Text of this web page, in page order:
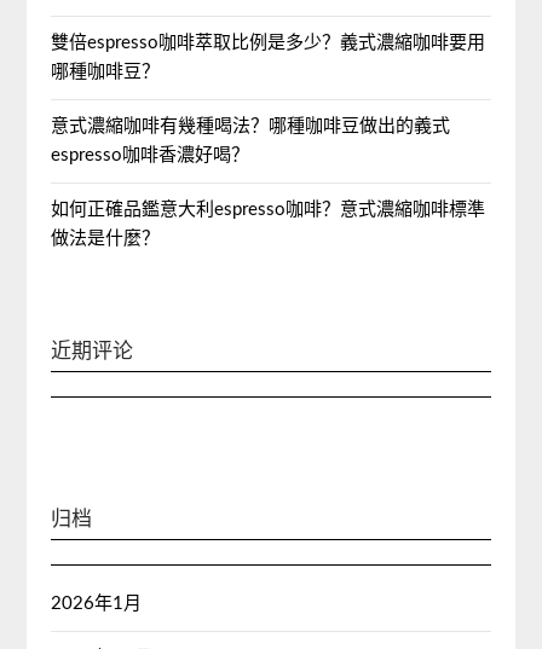
雙倍espresso咖啡萃取比例是多少？義式濃縮咖啡要用
哪種咖啡豆？
意式濃縮咖啡有幾種喝法？哪種咖啡豆做出的義式
espresso咖啡香濃好喝？
如何正確品鑑意大利espresso咖啡？意式濃縮咖啡標準
做法是什麼？
近期评论
归档
2026年1月